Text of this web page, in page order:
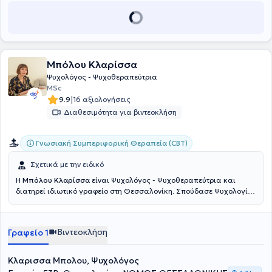
Μπόλου Κλαρίσσα
Ψυχολόγος - Ψυχοθεραπεύτρια
MSc
9.9|16 αξιολογήσεις
Διαθεσιμότητα για βιντεοκλήση
Γνωσιακή Συμπεριφορική Θεραπεία (CBT)
Σχετικά με την ειδικό
Η Μπόλου Κλαρίσσα είναι Ψυχολόγος - Ψυχοθεραπεύτρια και
διατηρεί ιδιωτικό γραφείο στη Θεσσαλονίκη. Σπούδασε Ψυχολογία
το μεταπτυχιακό της Συμβουλευτικής ψυχολογίας στο τμήμα Ειδικής
στη Γνωστική - Συμπεριφορική Θεραπεία, ολοκληρώνοντας το
τετραετές πρόγραμμα της Ελληνικής Εταιρείας Έρευνας
Συμπεριφοράς- Παράρτημα Μακεδονίας (ΕΕΕΣ-ΠΜ), που
πιστοποιείται από την European Association for Behavioural and
Γραφείο 1 Βιντεοκλήση
Κλαρισσα Μπολου, Ψυχολόγος